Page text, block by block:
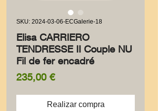
SKU: 2024-03-06-ECGalerie-18
Elisa CARRIERO
TENDRESSE II Couple NU
Fil de fer encadré
235,00 €Precio
Realizar compra